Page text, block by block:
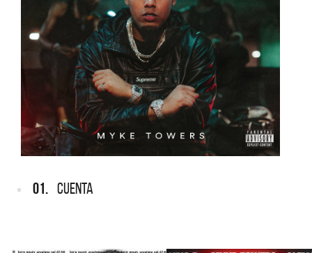
01. CUENTA